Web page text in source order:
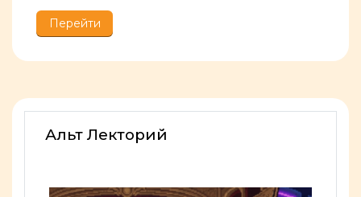
Перейти
Альт Лекторий